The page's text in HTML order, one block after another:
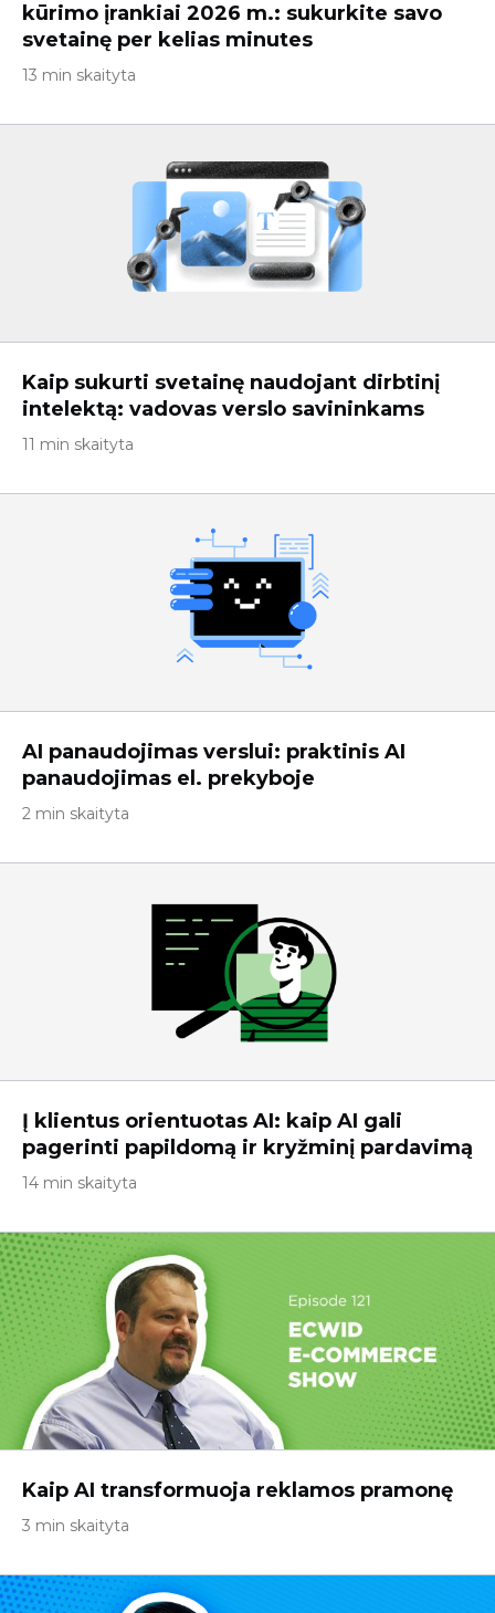
kūrimo įrankiai 2026 m.: sukurkite savo
svetainę per kelias minutes
13 min skaityta
Kaip sukurti svetainę naudojant dirbtinį
intelektą: vadovas verslo savininkams
11 min skaityta
AI panaudojimas verslui: praktinis AI
panaudojimas el. prekyboje
2 min skaityta
Į klientus orientuotas AI: kaip AI gali
pagerinti papildomą ir kryžminį pardavimą
14 min skaityta
Kaip AI transformuoja reklamos pramonę
3 min skaityta